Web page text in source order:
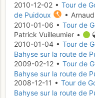
2010-12-02 • Tour de
de Puidoux
•
2010-01-06 • Tour de
Patrick Vuilleumier •
2010-01-04 • Tour de
Bahyse sur la route de
2009-02-12 • Tour de
Bahyse sur la route de
2008-12-11 • Tour de
Bahyse sur la route de